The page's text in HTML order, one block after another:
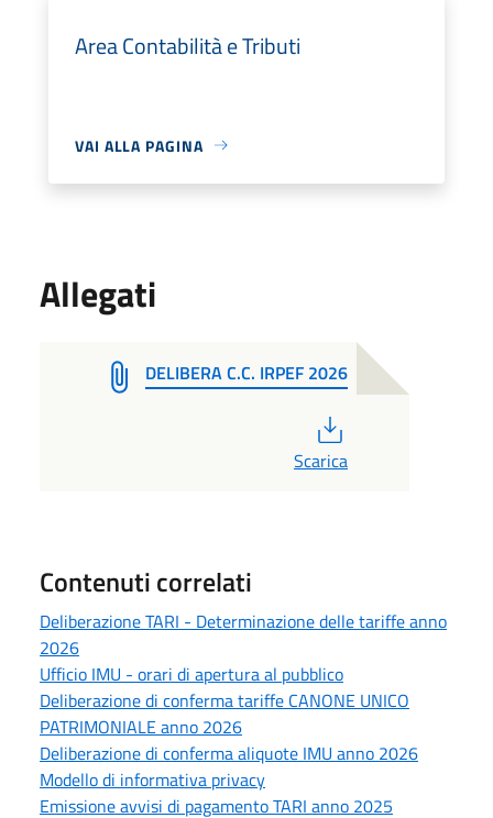
Area Contabilità e Tributi
VAI ALLA PAGINA
Allegati
DELIBERA C.C. IRPEF 2026
Scarica
Contenuti correlati
Deliberazione TARI - Determinazione delle tariffe anno
2026
Ufficio IMU - orari di apertura al pubblico
Deliberazione di conferma tariffe CANONE UNICO
PATRIMONIALE anno 2026
Deliberazione di conferma aliquote IMU anno 2026
Modello di informativa privacy
Emissione avvisi di pagamento TARI anno 2025